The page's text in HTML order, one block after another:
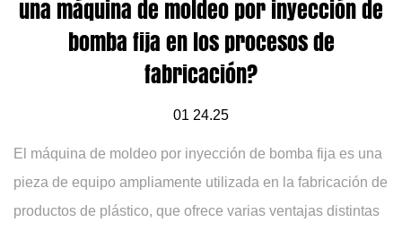
una máquina de moldeo por inyección de
bomba fija en los procesos de
fabricación?
01 24.25
El máquina de moldeo por inyección de bomba fija es una
pieza de equipo ampliamente utilizada en la fabricación de
productos de plástico, que ofrece varias ventajas distintas